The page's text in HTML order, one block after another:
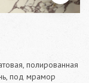
полированная
под мрамор